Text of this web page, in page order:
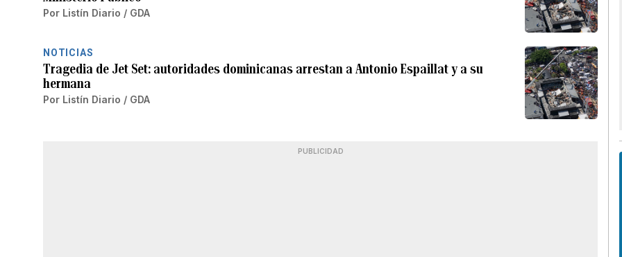
Por Listín Diario / GDA
NOTICIAS
Tragedia de Jet Set: autoridades dominicanas arrestan a Antonio Espaillat y a su
hermana
Por Listín Diario / GDA
PUBLICIDAD